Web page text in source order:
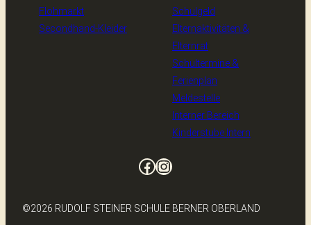
Flohmarkt
Secondhand-Kleider
Schulgeld
Elternaktivitäten &
Elternrat
Schultermine &
Ferienplan
Meldestelle
Interner Bereich
Kinderstube Intern
Facebook
Instagram
©2026 RUDOLF STEINER SCHULE BERNER OBERLAND